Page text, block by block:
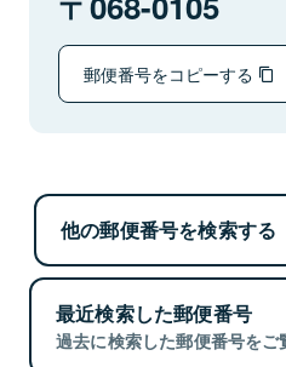
郵便番号をコピーする
他の郵便番号を検索する
最近検索した郵便番号
過去に検索した郵便番号をご